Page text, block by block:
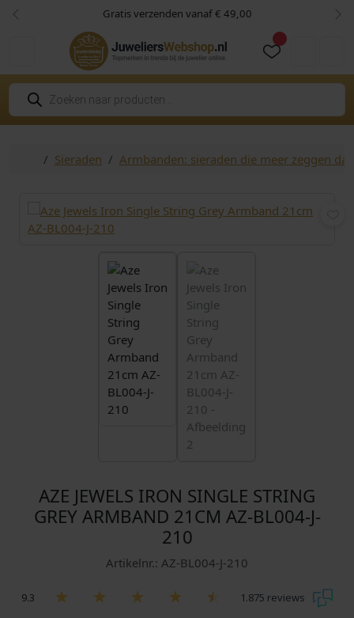
Skip to content
Skip to footer Gratis verzenden vanaf € 49,00
Vorige
P
o
d
HomeSieraden Armbanden: sieraden die meer zeggen
AZE JEWELS IRON SINGLE STRING
GREY ARMBAND 21CM AZ-BL004-J-
210
Artikelnr.: AZ-BL004-J-210
9.3 1.875 reviews